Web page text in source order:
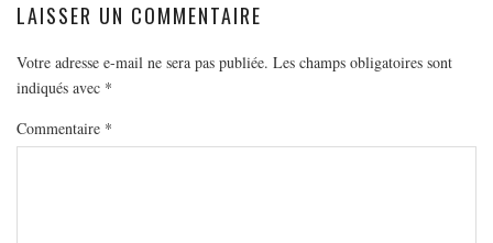
OCÉANIE
ARTICLES PRATIQUES
LAISSER UN COMMENTAIRE
Votre adresse e-mail ne sera pas publiée. Les champs obligatoires sont
indiqués avec *
Commentaire *